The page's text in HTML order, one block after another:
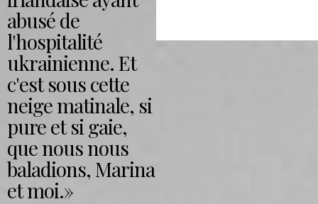
abusé de
l'hospitalité
ukrainienne. Et
c'est sous cette
neige matinale, si
pure et si gaie,
que nous nous
baladions, Marina
et moi.